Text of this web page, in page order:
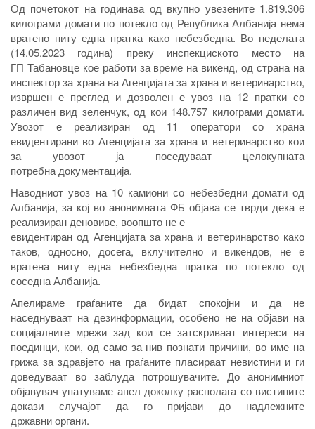
Од почетокот на годинава од вкупно увезените 1.819.306
килограми домати по потекло од Република Албанија нема
вратено ниту една пратка како небезбедна. Во неделата
(14.05.2023 година) преку инспекциското место на
ГП Табановце кое работи за време на викенд, од страна на
инспектор за храна на Агенцијата за храна и ветеринарство,
извршен е преглед и дозволен е увоз на 12 пратки со
различен вид зеленчук, од кои 148.757 килограми домати.
Увозот е реализиран од 11 оператори со храна
евидентирани во Агенцијата за храна и ветеринарство кои
за увозот ја поседуваат целокупната
потребна документација.
Наводниот увоз на 10 камиони со небезбедни домати од
Албанија, за кој во анонимната ФБ објава се тврди дека е
реализиран деновиве, воопшто не е
евидентиран од Агенцијата за храна и ветеринарство како
таков, односно, досега, вклучително и викендов, не е
вратена ниту една небезбедна пратка по потекло од
соседна Албанија.
Апелираме граѓаните да бидат спокојни и да не
наседнуваат на дезинформации, особено не на објави на
социјалните мрежи зад кои се затскриваат интереси на
поединци, кои, од само за нив познати причини, во име на
грижа за здравјето на граѓаните пласираат невистини и ги
доведуваат во заблуда потрошувачите. До анонимниот
објавувач упатуваме апел доколку располага со вистините
докази случајот да го пријави до надлежните
државни органи.